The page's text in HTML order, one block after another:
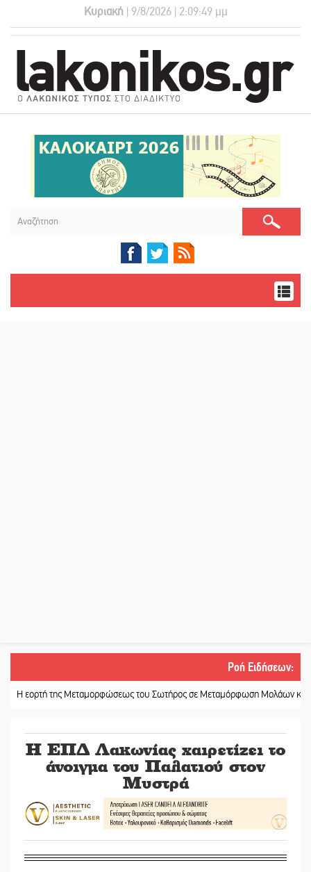
Κυριακή | 9/8/2026 | 2:09:49 μμ
Ροή Ειδήσεων:
της Μεταμορφώσεως του Σωτήρος σε Μεταμόρφωση Μολάων και
Η ΕΠΔ Λακωνίας χαιρετίζει το
άνοιγμα του Παλατιού στον
Μυστρά